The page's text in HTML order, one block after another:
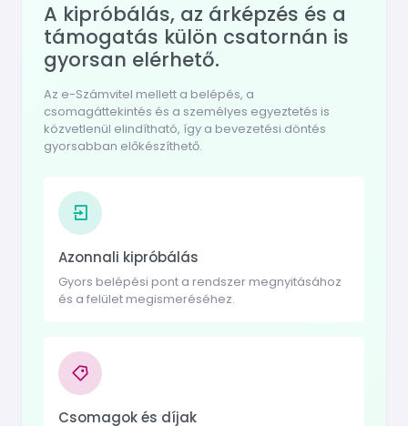
A kipróbálás, az árképzés és a
támogatás külön csatornán is
gyorsan elérhető.
Az e-Számvitel mellett a belépés, a
csomagáttekintés és a személyes egyeztetés is
közvetlenül elindítható, így a bevezetési döntés
gyorsabban előkészíthető.
Azonnali kipróbálás
Gyors belépési pont a rendszer megnyitásához
és a felület megismeréséhez.
Csomagok és díjak